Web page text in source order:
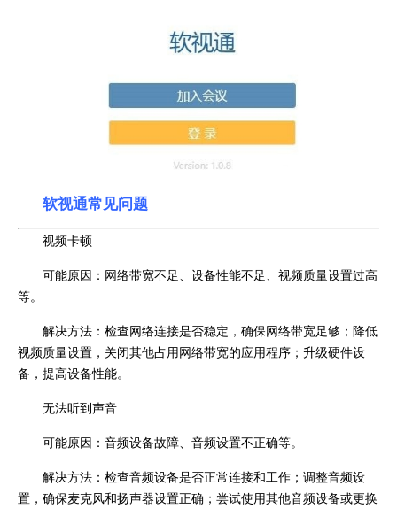
软视通常见问题
视频卡顿
可能原因：网络带宽不足、设备性能不足、视频质量设置过高
等。
解决方法：检查网络连接是否稳定，确保网络带宽足够；降低
视频质量设置，关闭其他占用网络带宽的应用程序；升级硬件设
备，提高设备性能。
无法听到声音
可能原因：音频设备故障、音频设置不正确等。
解决方法：检查音频设备是否正常连接和工作；调整音频设
置，确保麦克风和扬声器设置正确；尝试使用其他音频设备或更换